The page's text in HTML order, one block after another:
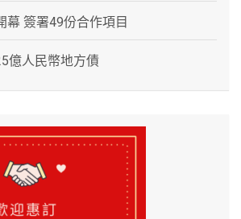
幕 簽署49份合作項目
億人民幣地方債